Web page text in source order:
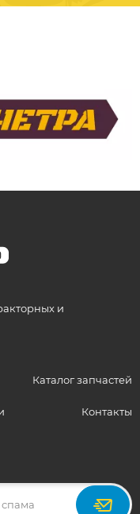
и
Каталог запчастей
Контакты